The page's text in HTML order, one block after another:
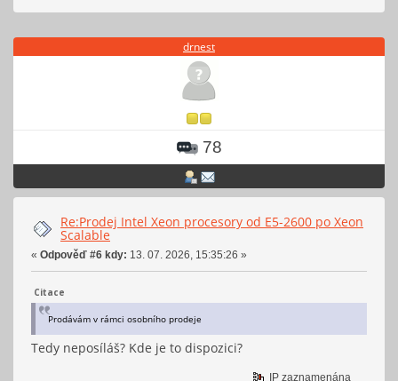
drnest
78
Re:Prodej Intel Xeon procesory od E5-2600 po Xeon
Scalable
« Odpověď #6 kdy: 13. 07. 2026, 15:35:26 »
Citace
Prodávám v rámci osobního prodeje
Tedy neposíláš? Kde je to dispozici?
IP zaznamenána